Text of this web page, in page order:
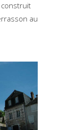
construit
au